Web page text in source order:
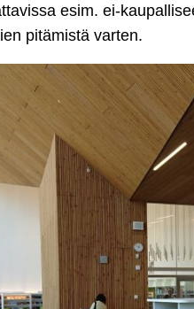
esim. ei-
pitämistä varten.